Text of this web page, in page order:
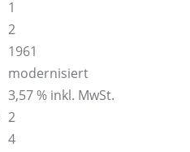
1
2
1961
modernisiert
3,57 % inkl. MwSt.
2
4